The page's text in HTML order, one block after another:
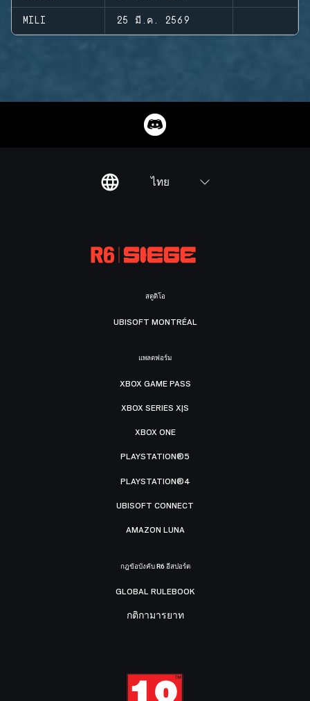
MILI 25 มี.ค. 2569
ไทย
สตูดิโอ
UBISOFT MONTRÉAL
แพลตฟอร์ม
XBOX GAME PASS
XBOX SERIES X|S
XBOX ONE
PLAYSTATION®5
PLAYSTATION®4
UBISOFT CONNECT
AMAZON LUNA
กฎข้อบังคับ R6 อีสปอร์ต
GLOBAL RULEBOOK
กติกามารยาท